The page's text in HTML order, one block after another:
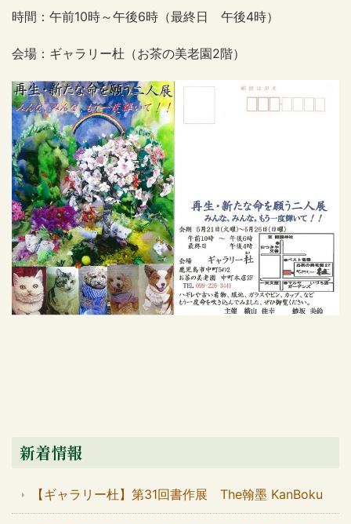
時間：午前10時～午後6時（最終日 午後4時）
会場：ギャラリー杜（お茶の美老園2階）
新着情報
【ギャラリー杜】第31回書作展 The翰墨 KanBoku